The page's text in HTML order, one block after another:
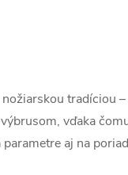
tradíciou
vďaka
aj na